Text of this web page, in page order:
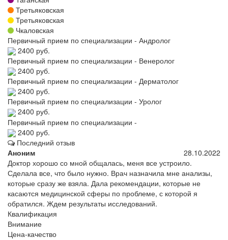
Третьяковская
Третьяковская
Чкаловская
Первичный прием по специализации - Андролог
2400 руб.
Первичный прием по специализации - Венеролог
2400 руб.
Первичный прием по специализации - Дерматолог
2400 руб.
Первичный прием по специализации - Уролог
2400 руб.
Первичный прием по специализации -
2400 руб.
Последний отзыв
Аноним
28.10.2022
Доктор хорошо со мной общалась, меня все устроило.
Сделала все, что было нужно. Врач назначила мне анализы,
которые сразу же взяла. Дала рекомендации, которые не
касаются медицинской сферы по проблеме, с которой я
обратился. Ждем результаты исследований.
Квалификация
Внимание
Цена-качество